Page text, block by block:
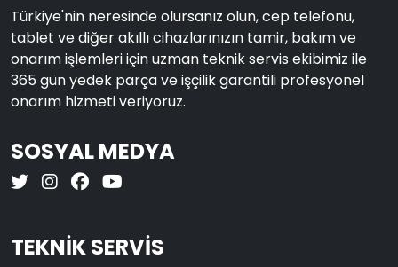
Türkiye'nin neresinde olursanız olun, cep telefonu,
tablet ve diğer akıllı cihazlarınızın tamir, bakım ve
onarım işlemleri için uzman teknik servis ekibimiz ile
365 gün yedek parça ve işçilik garantili profesyonel
onarım hizmeti veriyoruz.
SOSYAL MEDYA
TEKNİK SERVİS